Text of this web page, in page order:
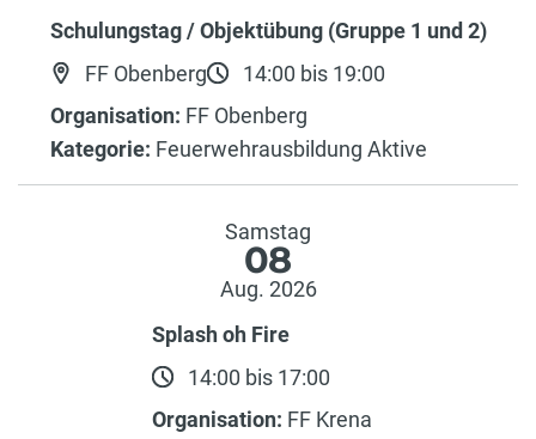
Schulungstag / Objektübung (Gruppe 1 und 2)
FF Obenberg
14:00 bis 19:00
Organisation: FF Obenberg
Kategorie: Feuerwehrausbildung Aktive
Samstag
08
Aug. 2026
Splash oh Fire
14:00 bis 17:00
Organisation: FF Krena